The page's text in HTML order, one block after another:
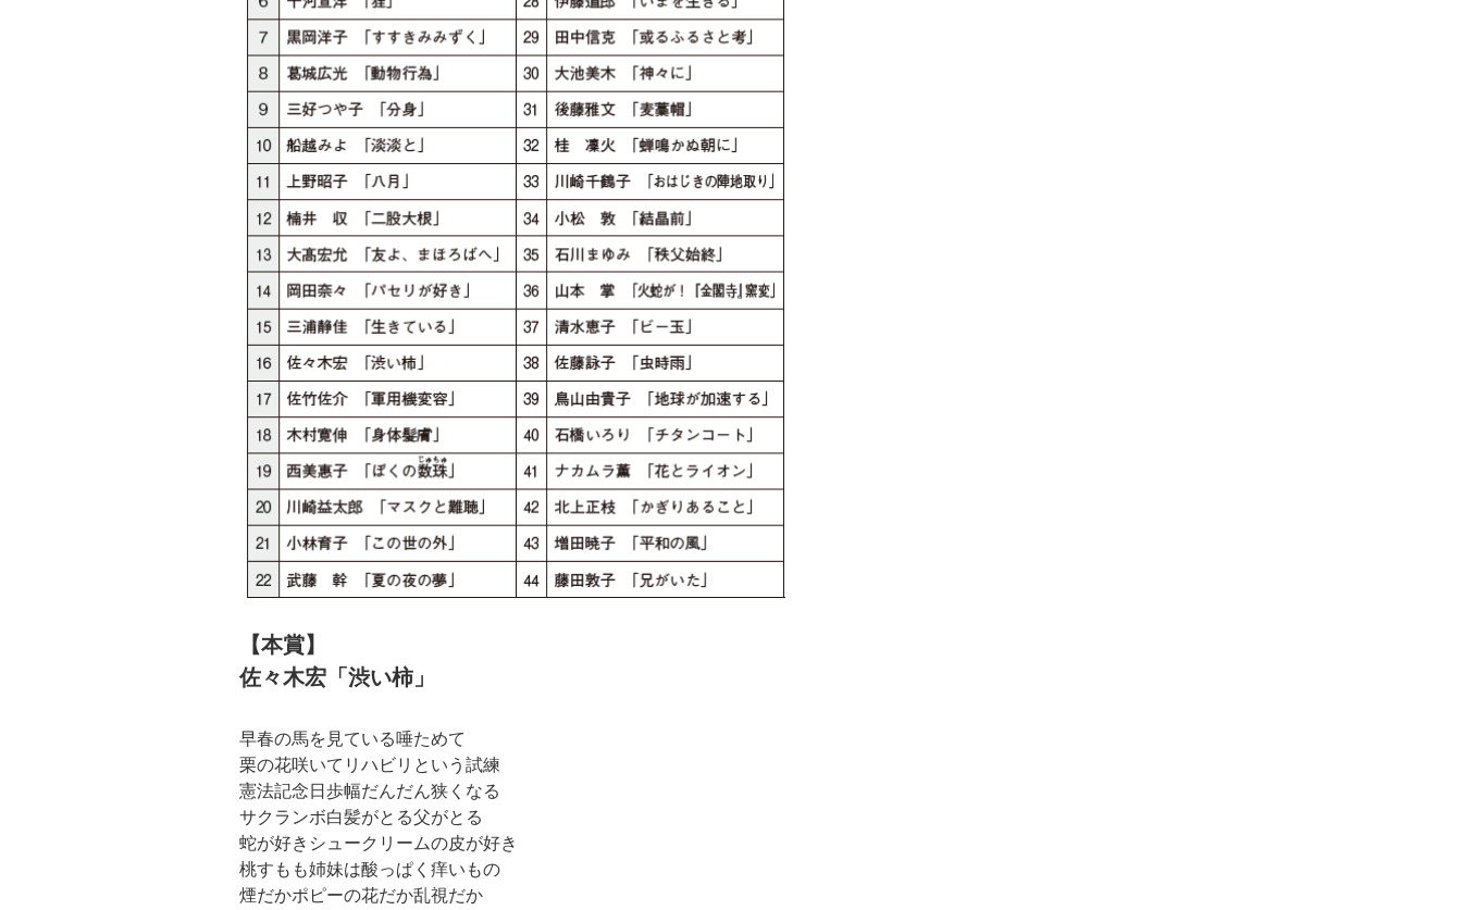
【本賞】
佐々木宏「渋い柿」
早春の馬を見ている唾ためて
栗の花咲いてリハビリという試練
憲法記念日歩幅だんだん狭くなる
サクランボ白髪がとる父がとる
蛇が好きシュークリームの皮が好き
桃すもも姉妹は酸っぱく痒いもの
煙だかポピーの花だか乱視だか